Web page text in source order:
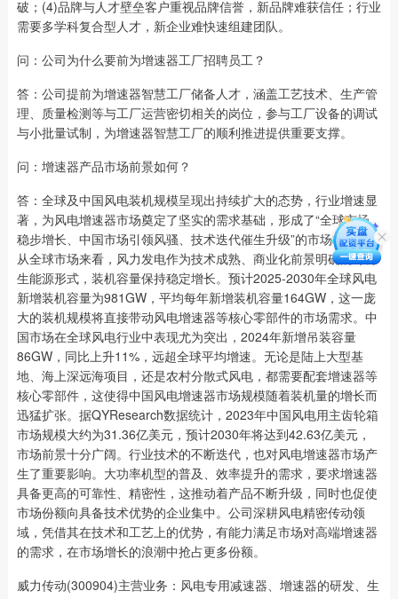
破；(4)品牌与人才壁垒客户重视品牌信誉，新品牌难获信任；行业
需要多学科复合型人才，新企业难快速组建团队。
问：公司为什么要前为增速器工厂招聘员工？
答：公司提前为增速器智慧工厂储备人才，涵盖工艺技术、生产管
理、质量检测等与工厂运营密切相关的岗位，参与工厂设备的调试
与小批量试制，为增速器智慧工厂的顺利推进提供重要支撑。
问：增速器产品市场前景如何？
答：全球及中国风电装机规模呈现出持续扩大的态势，行业增速显
著，为风电增速器市场奠定了坚实的需求基础，形成了“全球市场
稳步增长、中国市场引领风骚、技术迭代催生升级”的市场格局。
从全球市场来看，风力发电作为技术成熟、商业化前景明确的可再
生能源形式，装机容量保持稳定增长。预计2025-2030年全球风电
新增装机容量为981GW，平均每年新增装机容量164GW，这一庞
大的装机规模将直接带动风电增速器等核心零部件的市场需求。中
国市场在全球风电行业中表现尤为突出，2024年新增吊装容量
86GW，同比上升11%，远超全球平均增速。无论是陆上大型基
地、海上深远海项目，还是农村分散式风电，都需要配套增速器等
核心零部件，这使得中国风电增速器市场规模随着装机量的增长而
迅猛扩张。据QYResearch数据统计，2023年中国风电用主齿轮箱
市场规模大约为31.36亿美元，预计2030年将达到42.63亿美元，
市场前景十分广阔。行业技术的不断迭代，也对风电增速器市场产
生了重要影响。大功率机型的普及、效率提升的需求，要求增速器
具备更高的可靠性、精密性，这推动着产品不断升级，同时也促使
市场份额向具备技术优势的企业集中。公司深耕风电精密传动领
域，凭借其在技术和工艺上的优势，有能力满足市场对高端增速器
的需求，在市场增长的浪潮中抢占更多份额。
威力传动(300904)主营业务：风电专用减速器、增速器的研发、生